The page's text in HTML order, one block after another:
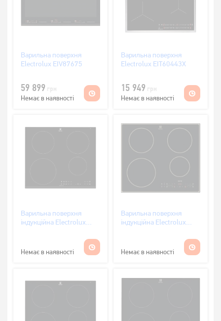
Варильна поверхня
Electrolux EIV87675
59 899
Немає в наявності
Варильна поверхня
Electrolux EIT60443X
15 949
Немає в наявності
Варильна поверхня
індукційна Electrolux
Немає в наявності
Варильна поверхня
індукційна Electrolux
Немає в наявності